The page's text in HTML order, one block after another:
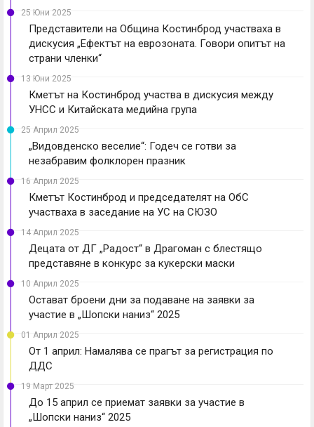
25 Юни 2025
Представители на Община Костинброд участваха в
дискусия „Ефектът на еврозоната. Говори опитът на
страни членки“
13 Юни 2025
Кметът на Костинброд участва в дискусия между
УНСС и Китайската медийна група
25 Април 2025
„Видовденско веселие“: Годеч се готви за
незабравим фолклорен празник
16 Април 2025
Кметът Костинброд и председателят на ОбС
участваха в заседание на УС на СЮЗО
14 Април 2025
Децата от ДГ „Радост“ в Драгоман с блестящо
представяне в конкурс за кукерски маски
10 Април 2025
Остават броени дни за подаване на заявки за
участие в „Шопски наниз“ 2025
01 Април 2025
От 1 април: Намалява се прагът за регистрация по
ДДС
19 Март 2025
До 15 април се приемат заявки за участие в
„Шопски наниз“ 2025